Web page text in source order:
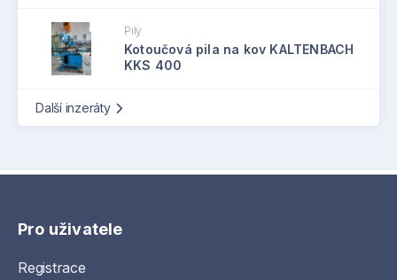
Pily
Kotoučová pila na kov KALTENBACH
KKS 400
Další inzeráty
Pro uživatele
Registrace